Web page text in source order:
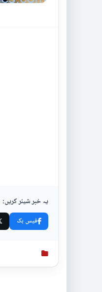
یہ خبر شیئر کریں:
فیس بک